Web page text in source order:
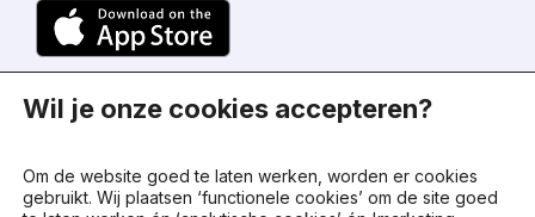
Wil je onze cookies accepteren?
Om de website goed te laten werken, worden er cookies
gebruikt. Wij plaatsen ‘functionele cookies’ om de site goed